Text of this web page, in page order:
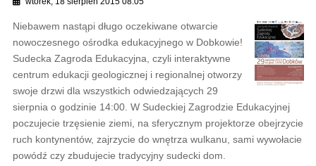
Niebawem nastąpi długo oczekiwane otwarcie
nowoczesnego ośrodka edukacyjnego w Dobkowie!
Sudecka Zagroda Edukacyjna, czyli interaktywne
centrum edukacji geologicznej i regionalnej otworzy
swoje drzwi dla wszystkich odwiedzających 29
sierpnia o godzinie 14:00. W Sudeckiej Zagrodzie Edukacyjnej
poczujecie trzęsienie ziemi, na sferycznym projektorze obejrzycie
ruch kontynentów, zajrzycie do wnętrza wulkanu, sami wywołacie
powódź czy zbudujecie tradycyjny sudecki dom.